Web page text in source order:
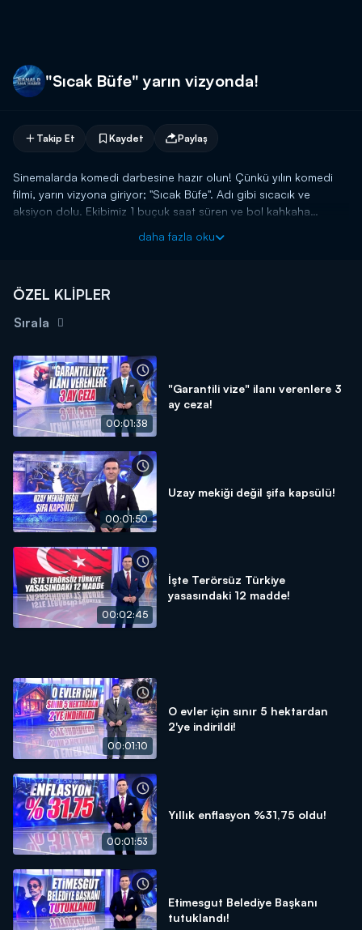
"Sıcak Büfe" yarın vizyonda!
Takip Et Kaydet Paylaş
Sinemalarda komedi darbesine hazır olun! Çünkü yılın komedi
filmi, yarın vizyona giriyor; "Sıcak Büfe". Adı gibi sıcacık ve
aksiyon dolu. Ekibimiz 1 buçuk saat süren ve bol kahkaha
daha fazla oku
ÖZEL KLİPLER
Sırala
00:01:38
"Garantili vize" ilanı verenlere 3
ay ceza!
00:01:50
Uzay mekiği değil şifa kapsülü!
00:02:45
İşte Terörsüz Türkiye
yasasındaki 12 madde!
00:01:10
O evler için sınır 5 hektardan
2'ye indirildi!
00:01:53
Yıllık enflasyon %31,75 oldu!
Etimesgut Belediye Başkanı
tutuklandı!